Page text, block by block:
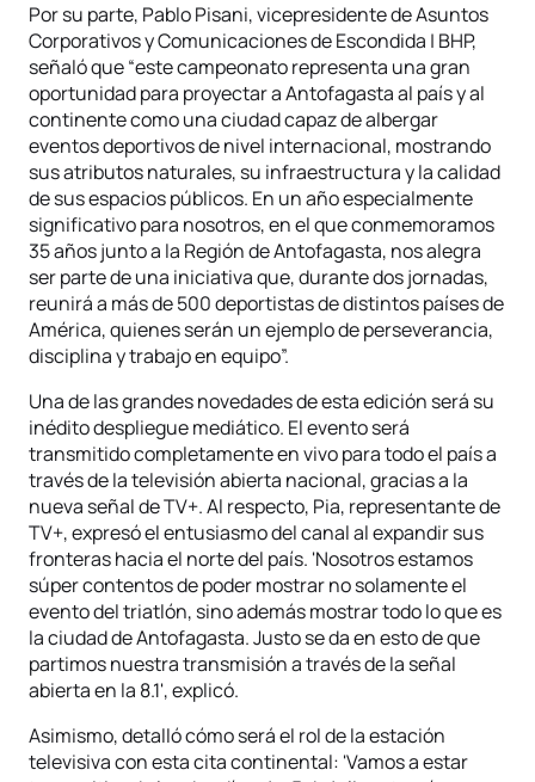
Por su parte, Pablo Pisani, vicepresidente de Asuntos
Corporativos y Comunicaciones de Escondida | BHP,
señaló que “este campeonato representa una gran
oportunidad para proyectar a Antofagasta al país y al
continente como una ciudad capaz de albergar
eventos deportivos de nivel internacional, mostrando
sus atributos naturales, su infraestructura y la calidad
de sus espacios públicos. En un año especialmente
significativo para nosotros, en el que conmemoramos
35 años junto a la Región de Antofagasta, nos alegra
ser parte de una iniciativa que, durante dos jornadas,
reunirá a más de 500 deportistas de distintos países de
América, quienes serán un ejemplo de perseverancia,
disciplina y trabajo en equipo”.
Una de las grandes novedades de esta edición será su
inédito despliegue mediático. El evento será
transmitido completamente en vivo para todo el país a
través de la televisión abierta nacional, gracias a la
nueva señal de TV+. Al respecto, Pia, representante de
TV+, expresó el entusiasmo del canal al expandir sus
fronteras hacia el norte del país. 'Nosotros estamos
súper contentos de poder mostrar no solamente el
evento del triatlón, sino además mostrar todo lo que es
la ciudad de Antofagasta. Justo se da en esto de que
partimos nuestra transmisión a través de la señal
abierta en la 8.1', explicó.
Asimismo, detalló cómo será el rol de la estación
televisiva con esta cita continental: 'Vamos a estar